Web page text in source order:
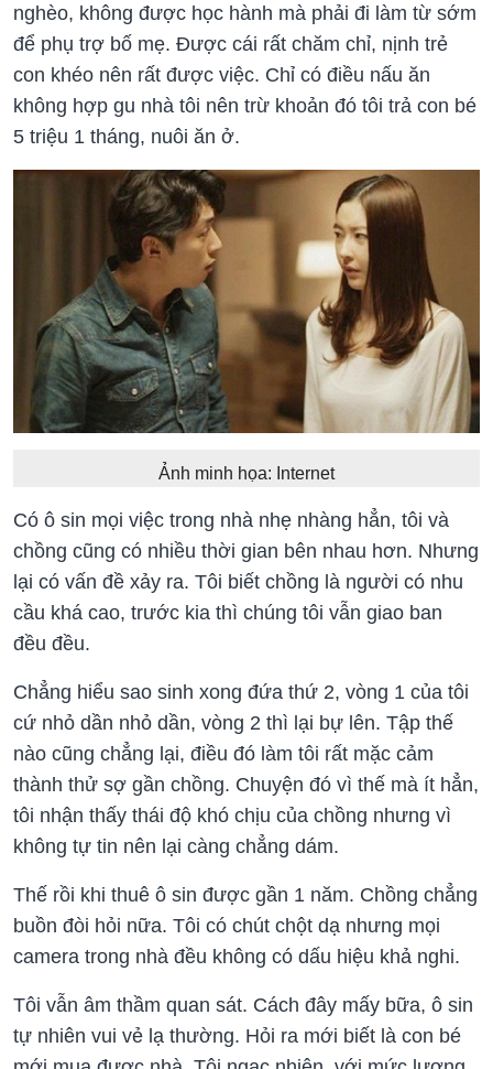
nghèo, không được học hành mà phải đi làm từ sớm
để phụ trợ bố mẹ. Được cái rất chăm chỉ, nịnh trẻ
con khéo nên rất được việc. Chỉ có điều nấu ăn
không hợp gu nhà tôi nên trừ khoản đó tôi trả con bé
5 triệu 1 tháng, nuôi ăn ở.
Ảnh minh họa: Internet
Có ô sin mọi việc trong nhà nhẹ nhàng hẳn, tôi và
chồng cũng có nhiều thời gian bên nhau hơn. Nhưng
lại có vấn đề xảy ra. Tôi biết chồng là người có nhu
cầu khá cao, trước kia thì chúng tôi vẫn giao ban
đều đều.
Chẳng hiểu sao sinh xong đứa thứ 2, vòng 1 của tôi
cứ nhỏ dần nhỏ dần, vòng 2 thì lại bự lên. Tập thế
nào cũng chẳng lại, điều đó làm tôi rất mặc cảm
thành thử sợ gần chồng. Chuyện đó vì thế mà ít hẳn,
tôi nhận thấy thái độ khó chịu của chồng nhưng vì
không tự tin nên lại càng chẳng dám.
Thế rồi khi thuê ô sin được gần 1 năm. Chồng chẳng
buồn đòi hỏi nữa. Tôi có chút chột dạ nhưng mọi
camera trong nhà đều không có dấu hiệu khả nghi.
Tôi vẫn âm thầm quan sát. Cách đây mấy bữa, ô sin
tự nhiên vui vẻ lạ thường. Hỏi ra mới biết là con bé